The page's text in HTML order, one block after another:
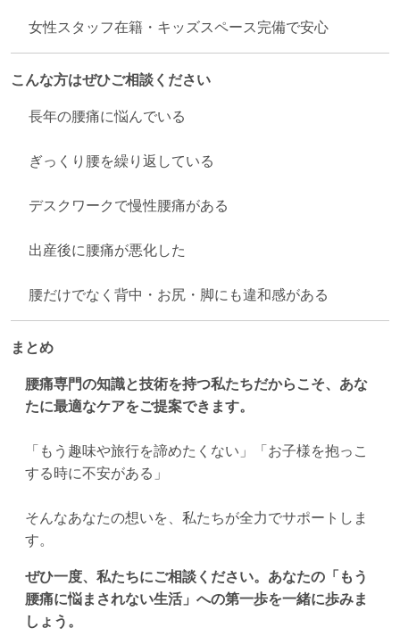
女性スタッフ在籍・キッズスペース完備で安心
こんな方はぜひご相談ください
長年の腰痛に悩んでいる
ぎっくり腰を繰り返している
デスクワークで慢性腰痛がある
出産後に腰痛が悪化した
腰だけでなく背中・お尻・脚にも違和感がある
まとめ
腰痛専門の知識と技術を持つ私たちだからこそ、あな
たに最適なケアをご提案できます。
「もう趣味や旅行を諦めたくない」「お子様を抱っこ
する時に不安がある」
そんなあなたの想いを、私たちが全力でサポートしま
す。
ぜひ一度、私たちにご相談ください。あなたの「もう
腰痛に悩まされない生活」への第一歩を一緒に歩みま
しょう。